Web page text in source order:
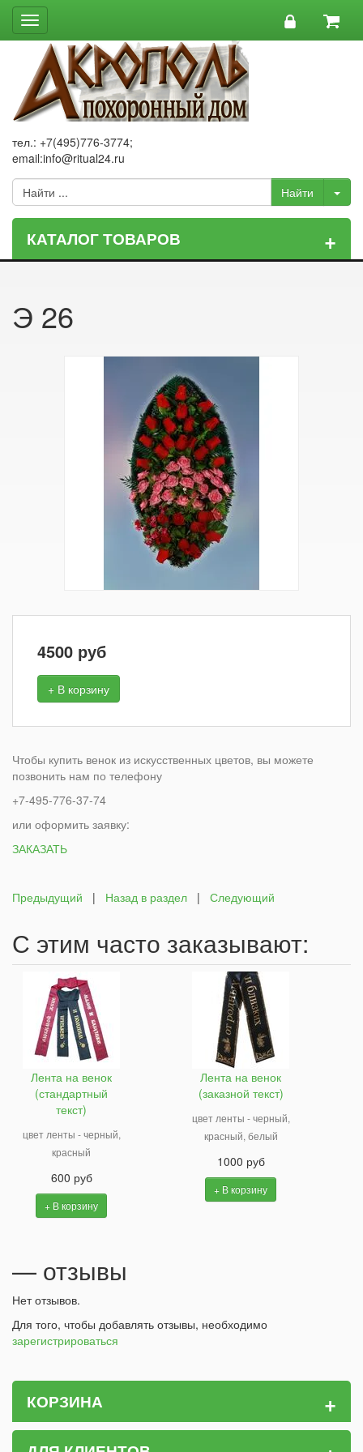
Toggle
navigation
тел.: +7(495)776-3774;
email:info@ritual24.ru
КАТАЛОГ ТОВАРОВ +
Э 26
4500 руб
+ В корзину
Чтобы купить венок из искусственных цветов, вы можете
позвонить нам по телефону
+7-495-776-37-74
или оформить заявку:
ЗАКАЗАТЬ
Предыдущий | Назад в раздел | Следующий
С этим часто заказывают:
Лента на венок
(стандартный
текст)
цвет ленты - черный,
красный
600 руб
+ В корзину
Лента на венок
(заказной текст)
цвет ленты - черный,
красный, белый
1000 руб
+ В корзину
— отзывы
Нет отзывов.
Для того, чтобы добавлять отзывы, необходимо
зарегистрироваться
КОРЗИНА +